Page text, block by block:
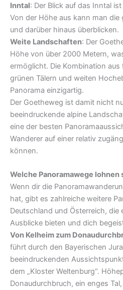
Inntal: Der Blick auf das Inntal
Von der Höhe aus kann man
und darüber hinaus überblicken.
Weite Landschaften: Der
Höhe von über 2000 Metern,
ermöglicht. Die Kombination aus
grünen Tälern und weiten
Panorama einzigartig.
Der Goetheweg ist damit nicht
beeindruckende alpine
eine der besten
Wanderer auf einer relativ
können.
Welche Panoramawege lohnen
Wenn dir die
hat, gibt es zahlreiche weitere
Deutschland und Österreich, die
Ausblicke bieten und dich
Von Kelheim zum
führt durch den Bayerischen
beeindruckenden
dem „Kloster Weltenburg“.
Donaudurchbruch, ein enges